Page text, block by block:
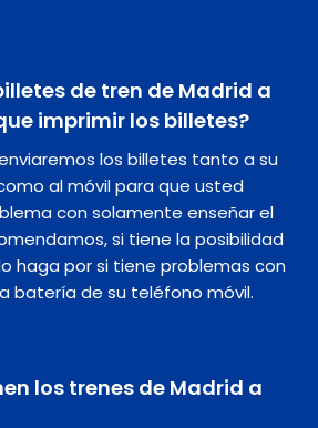
de tren de Madrid a
imprimir los billetes?
los billetes tanto a su
al móvil para que usted
con solamente enseñar el
si tiene la posibilidad
haga por si tiene problemas con
batería de su teléfono móvil.
los trenes de Madrid a